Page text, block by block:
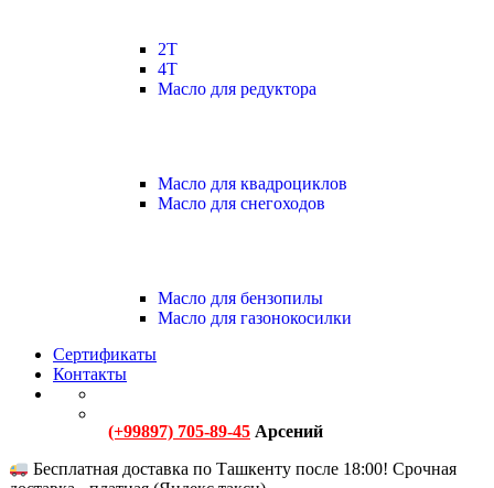
2Т
4Т
Масло для редуктора
Масло для квадроциклов
Масло для снегоходов
Масло для бензопилы
Масло для газонокосилки
Сертификаты
Контакты
(+99897) 705-89-45 Арсений
Бесплатная доставка по Ташкенту после 18:00! Срочная